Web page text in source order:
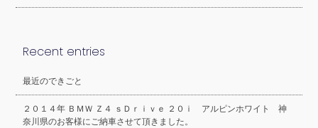
Recent entries
最近のできごと
２０１４年 ＢＭＷ Ｚ４ ｓＤｒｉｖｅ ２０ｉ アルピンホワイト 神
奈川県のお客様にご納車させて頂きました。